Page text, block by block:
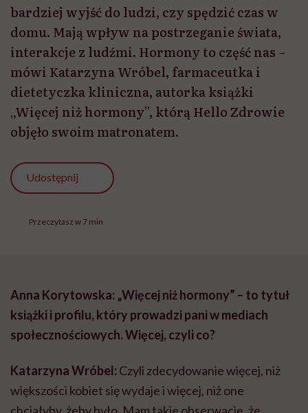
bardziej wyjść do ludzi, czy spędzić czas w
domu. Mają wpływ na postrzeganie świata,
interakcje z ludźmi. Hormony to część nas –
mówi Katarzyna Wróbel, farmaceutka i
dietetyczka kliniczna, autorka książki
„Więcej niż hormony”, którą Hello Zdrowie
objęło swoim matronatem.
Udostępnij
Przeczytasz w 7 min
Anna Korytowska: „Więcej niż hormony” – to tytuł
książki i profilu, który prowadzi pani w mediach
społecznościowych. Więcej, czyli co?
Katarzyna Wróbel: Czyli zdecydowanie więcej, niż
większości kobiet się wydaje i więcej, niż one